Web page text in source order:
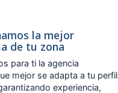
la mejor
de tu zona
para ti la agencia
mejor se adapta a tu perfil
experiencia,